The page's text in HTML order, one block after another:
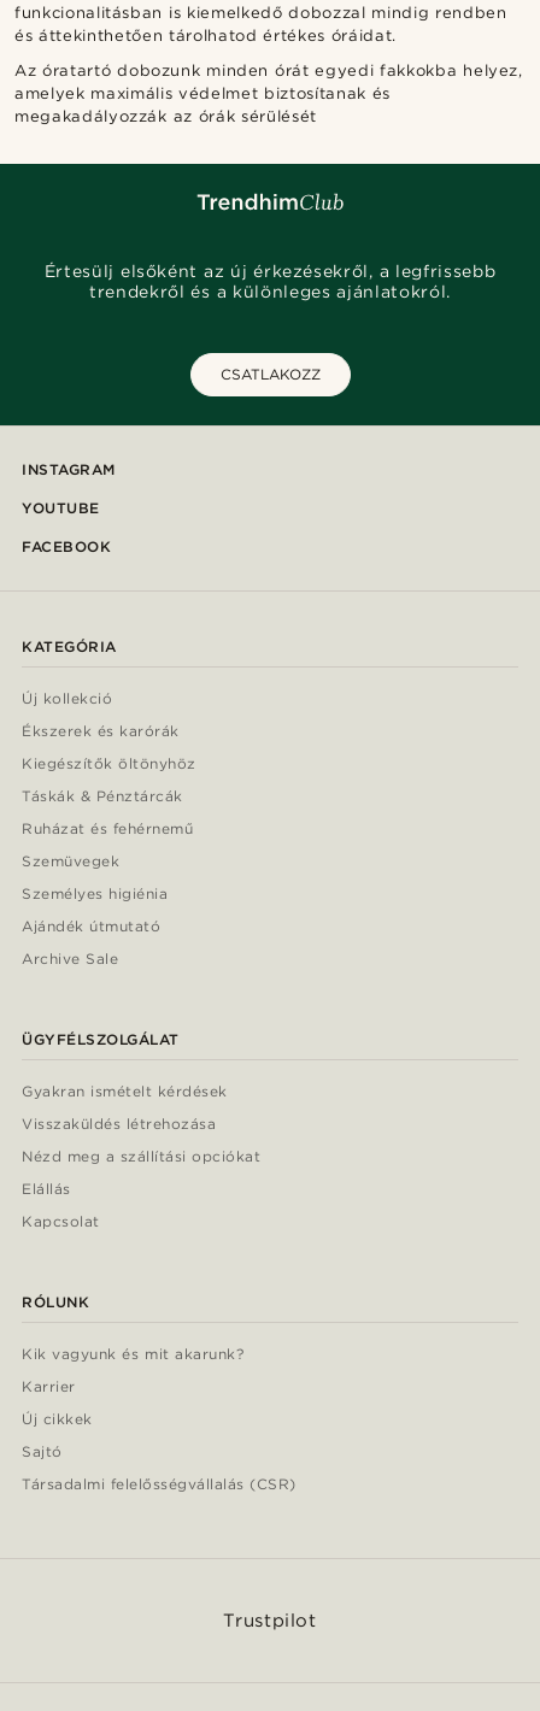
funkcionalitásban is kiemelkedő dobozzal mindig rendben
és áttekinthetően tárolhatod értékes óráidat.
Az óratartó dobozunk minden órát egyedi fakkokba helyez,
amelyek maximális védelmet biztosítanak és
megakadályozzák az órák sérülését
Értesülj elsőként az új érkezésekről, a legfrissebb
trendekről és a különleges ajánlatokról.
CSATLAKOZZ
INSTAGRAM
YOUTUBE
FACEBOOK
KATEGÓRIA
Új kollekció
Ékszerek és karórák
Kiegészítők öltönyhöz
Táskák & Pénztárcák
Ruházat és fehérnemű
Szemüvegek
Személyes higiénia
Ajándék útmutató
Archive Sale
ÜGYFÉLSZOLGÁLAT
Gyakran ismételt kérdések
Visszaküldés létrehozása
Nézd meg a szállítási opciókat
Elállás
Kapcsolat
RÓLUNK
Kik vagyunk és mit akarunk?
Karrier
Új cikkek
Sajtó
Társadalmi felelősségvállalás (CSR)
Trustpilot